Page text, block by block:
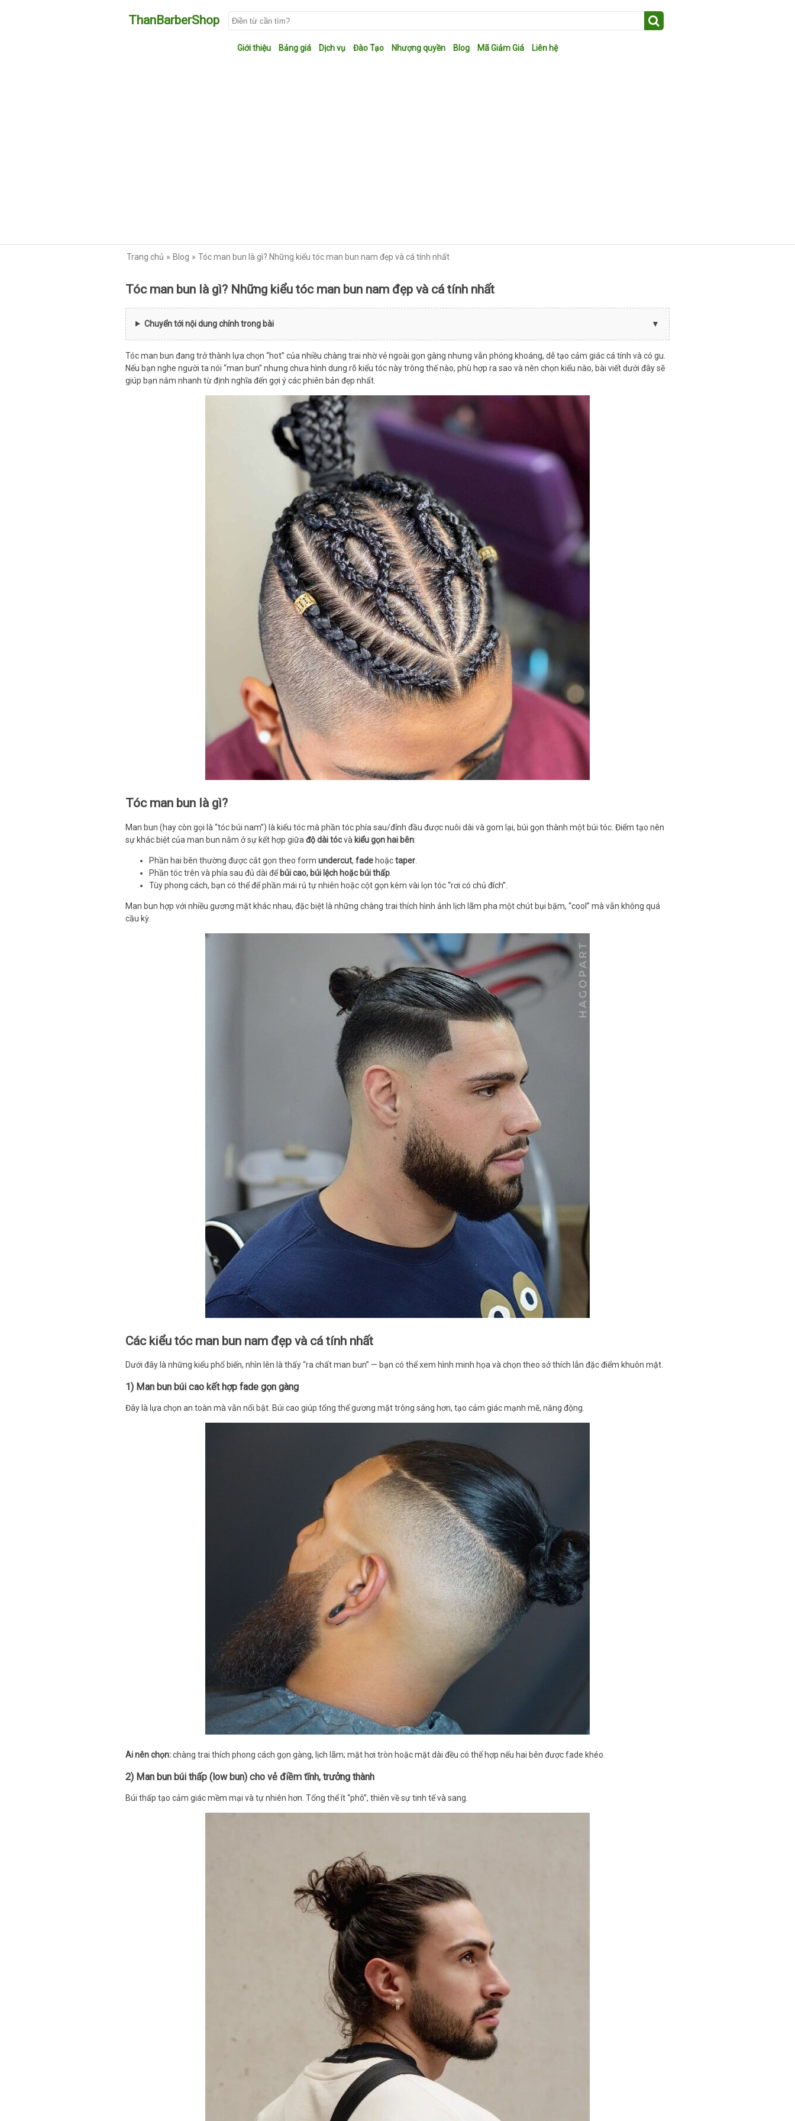
ThanBarberShop
Giới thiệu Bảng giá Dịch vụ Đào Tạo Nhượng quyền Blog Mã Giảm Giá Liên hệ
Trang chủ Blog Tóc man bun là gì? Những kiểu tóc man bun nam đẹp và cá tính nhất
Tóc man bun là gì? Những kiểu tóc man bun nam đẹp và cá tính nhất
Chuyển tới nội dung chính trong bài
Tóc man bun đang trở thành lựa chọn “hot” của nhiều chàng trai nhờ vẻ ngoài gọn gàng nhưng vẫn phóng khoáng, dễ tạo cảm giác cá tính và có gu.
Nếu bạn nghe người ta nói “man bun” nhưng chưa hình dung rõ kiểu tóc này trông thế nào, phù hợp ra sao và nên chọn kiểu nào, bài viết dưới đây sẽ
giúp bạn nắm nhanh từ định nghĩa đến gợi ý các phiên bản đẹp nhất.
Tóc man bun là gì?
Man bun (hay còn gọi là “tóc búi nam”) là kiểu tóc mà phần tóc phía sau/đỉnh đầu được nuôi dài và gom lại, búi gọn thành một búi tóc. Điểm tạo nên
sự khác biệt của man bun nằm ở sự kết hợp giữa độ dài tócvà kiểu gọn hai bên:
Phần hai bên thường được cắt gọn theo form undercut, fadehoặctaper
Phần tóc trên và phía sau đủ dài đểbúi cao, búi lệch hoặc búi thấp
Tùy phong cách, bạn có thể để phần mái rủ tự nhiên hoặc cột gọn kèm vài lọn tóc “rơi có chủ đích”.
Man bun hợp với nhiều gương mặt khác nhau, đặc biệt là những chàng trai thích hình ảnh lịch lãm pha một chút bụi bặm, “cool” mà vẫn không quá
cầu kỳ.
Các kiểu tóc man bun nam đẹp và cá tính nhất
Dưới đây là những kiểu phổ biến, nhìn lên là thấy “ra chất man bun” — bạn có thể xem hình minh họa và chọn theo sở thích lẫn đặc điểm khuôn mặt.
1) Man bun búi cao kết hợp fade gọn gàng
Đây là lựa chọn an toàn mà vẫn nổi bật. Búi cao giúp tổng thể gương mặt trông sáng hơn, tạo cảm giác mạnh mẽ, năng động.
Ai nên chọn:chàng trai thích phong cách gọn gàng, lịch lãm; mặt hơi tròn hoặc mặt dài đều có thể hợp nếu hai bên được fade khéo.
2) Man bun búi thấp (low bun) cho vẻ điềm tĩnh, trưởng thành
Búi thấp tạo cảm giác mềm mại và tự nhiên hơn. Tổng thể ít “phô”, thiên về sự tinh tế và sang.